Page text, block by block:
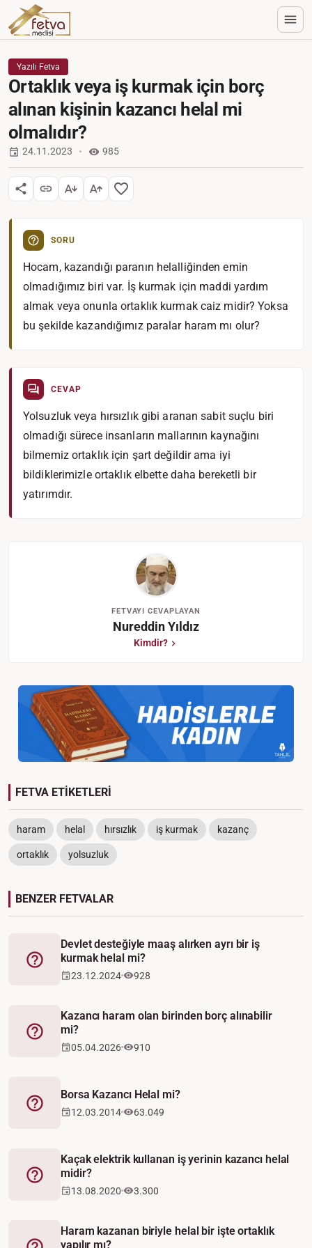
Yazılı Fetva
Ortaklık veya iş kurmak için borç
alınan kişinin kazancı helal mi
olmalıdır?
24.11.2023 985
SORU
Hocam, kazandığı paranın helalliğinden emin
olmadığımız biri var. İş kurmak için maddi yardım
almak veya onunla ortaklık kurmak caiz midir? Yoksa
bu şekilde kazandığımız paralar haram mı olur?
CEVAP
Yolsuzluk veya hırsızlık gibi aranan sabit suçlu biri
olmadığı sürece insanların mallarının kaynağını
bilmemiz ortaklık için şart değildir ama iyi
bildiklerimizle ortaklık elbette daha bereketli bir
yatırımdır.
FETVAYI CEVAPLAYAN
Nureddin Yıldız
Kimdir?
FETVA ETİKETLERİ
haram helal hırsızlık iş kurmak kazanç
ortaklık yolsuzluk
BENZER FETVALAR
Fetva
Devlet desteğiyle maaş alırken ayrı bir iş
kurmak helal mi?
23.12.2024 928
Fetva
Kazancı haram olan birinden borç alınabilir
mi?
05.04.2026 910
Fetva
Borsa Kazancı Helal mi?
12.03.2014 63.049
Fetva
Kaçak elektrik kullanan iş yerinin kazancı helal
midir?
13.08.2020 3.300
Haram kazanan biriyle helal bir işte ortaklık
yapılır mı?